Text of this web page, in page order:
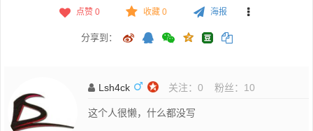
点赞 0 收藏 0 海报
分享到：
Lsh4ck 关注： 0 粉丝： 10
这个人很懒，什么都没写